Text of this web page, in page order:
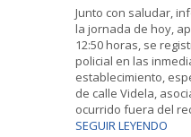
Junto con saludar,
la jornada de hoy,
12:50 horas, se
policial en las
establecimiento,
de calle Videla,
ocurrido fuera del
SEGUIR LEYENDO